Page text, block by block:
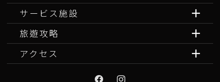
サービス施設
旅遊攻略
アクセス